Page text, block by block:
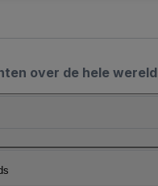
over de hele wereld